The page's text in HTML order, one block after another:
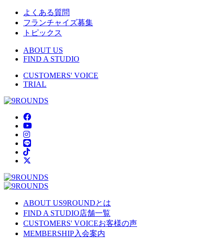
よくある質問
フランチャイズ募集
トピックス
ABOUT US
FIND A STUDIO
CUSTOMERS' VOICE
TRIAL
ABOUT US9ROUNDとは
FIND A STUDIO店舗一覧
CUSTOMERS' VOICEお客様の声
MEMBERSHIP入会案内